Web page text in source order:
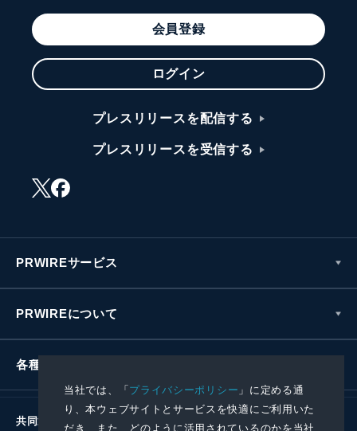
当社では、「プライバシーポリシー 」に定める通
り、本ウェブサイトとサービスを快適にご利用いた
だき、また、どのように活用されているのかを当社
会員登録
ログイン
プレスリリースを配信する
プレスリリースを受信する
PRWIREサービス
PRWIREについて
各種お問い合わせ
共同通信社グループ